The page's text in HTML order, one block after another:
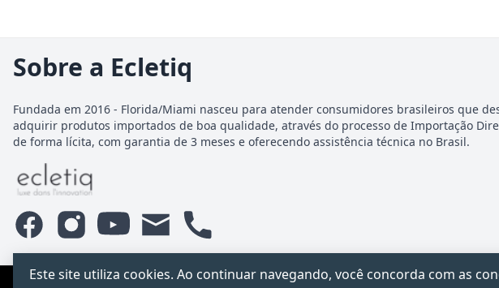
Sobre a Ecletiq
Fundada em 2016 - Florida/Miami nasceu para atender consumidores brasileiros que
adquirir produtos importados de boa qualidade, através do processo de Importação
de forma lícita, com garantia de 3 meses e oferecendo assistência técnica no Brasil.
Este site utiliza cookies. Ao continuar navegando, você concorda com as